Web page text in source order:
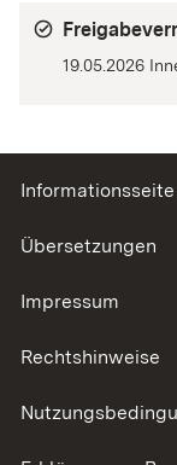
19.05.2026
Übersetzungen
Impressum
Rechtshinweise